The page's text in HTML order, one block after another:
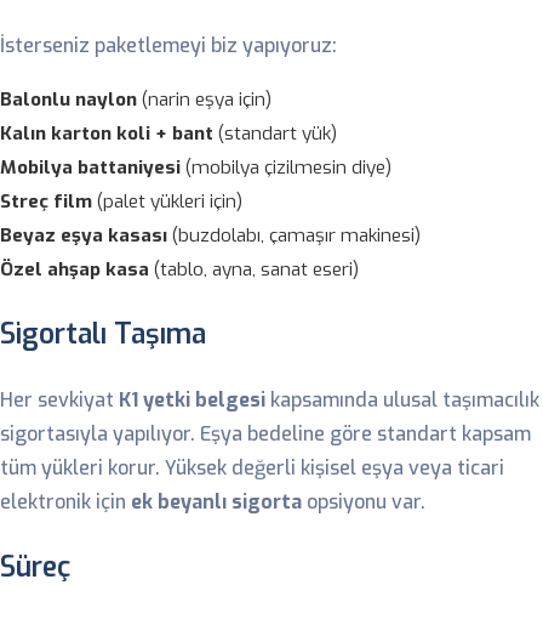
İsterseniz paketlemeyi biz yapıyoruz:
Balonlu naylon (narin eşya için)
Kalın karton koli + bant (standart yük)
Mobilya battaniyesi (mobilya çizilmesin diye)
Streç film (palet yükleri için)
Beyaz eşya kasası (buzdolabı, çamaşır makinesi)
Özel ahşap kasa (tablo, ayna, sanat eseri)
Sigortalı Taşıma
Her sevkiyat K1 yetki belgesi kapsamında ulusal taşımacılık
sigortasıyla yapılıyor. Eşya bedeline göre standart kapsam
tüm yükleri korur. Yüksek değerli kişisel eşya veya ticari
elektronik için ek beyanlı sigorta opsiyonu var.
Süreç